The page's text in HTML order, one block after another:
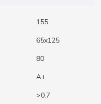
155
65x125
80
А+
>0.7